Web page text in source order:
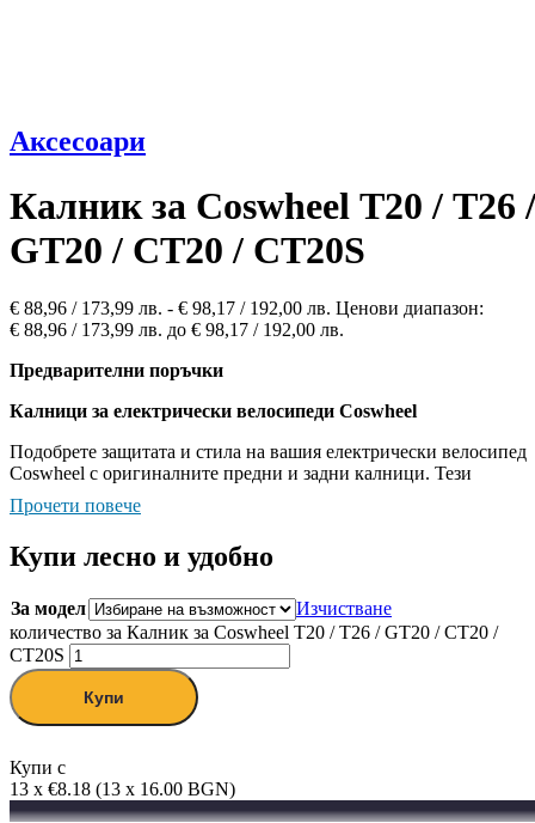
Аксесоари
Калник за Сoswheel Т20 / T26 /
GT20 / СT20 / CT20S
€ 88,96 / 173,99 лв. - € 98,17 / 192,00 лв. Ценови диапазон:
€ 88,96 / 173,99 лв. до € 98,17 / 192,00 лв.
Предварителни поръчки
Калници за електрически велосипеди Coswheel
Подобрете защитата и стила на вашия електрически велосипед
Coswheel с оригиналните предни и задни калници. Тези
аксесоари предпазват вас и вашия велосипед от пръски вода и
кал, осигурявайки по-чисто и комфортно каране при всякакви
Съвместимост:
Подходящи за модели
T20
Прочети повече
Купи лесно и удобно
За модел
Изчистване
количество за Калник за Сoswheel Т20 / T26 / GT20 / СT20 /
CT20S
Купи
Купи с
13 x €8.18 (13 x 16.00 BGN)
Гаранция за най-добра цена